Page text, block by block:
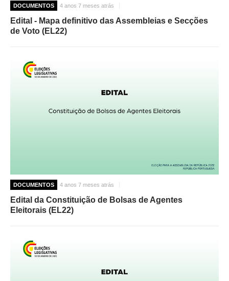
DOCUMENTOS 4 anos 7 meses atrás
Edital - Mapa definitivo das Assembleias e Secções
de Voto (EL22)
DOCUMENTOS 4 anos 7 meses atrás
Edital da Constituição de Bolsas de Agentes
Eleitorais (EL22)